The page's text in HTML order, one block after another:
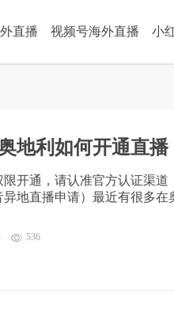
直播 视频号海外直播 小
地利如何开通直播
限开通，请认准官方认证渠
异地直播申请）最近有很多
536